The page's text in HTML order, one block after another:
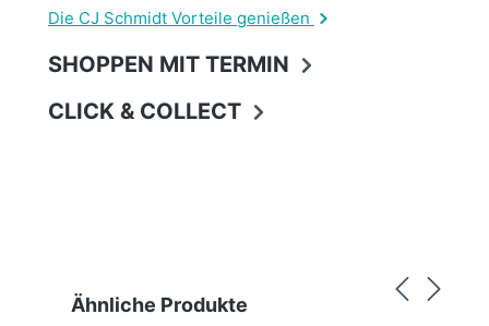
Die CJ Schmidt Vorteile genießen
SHOPPEN MIT TERMIN
CLICK & COLLECT
Produktgalerie überspringen
Ähnliche Produkte